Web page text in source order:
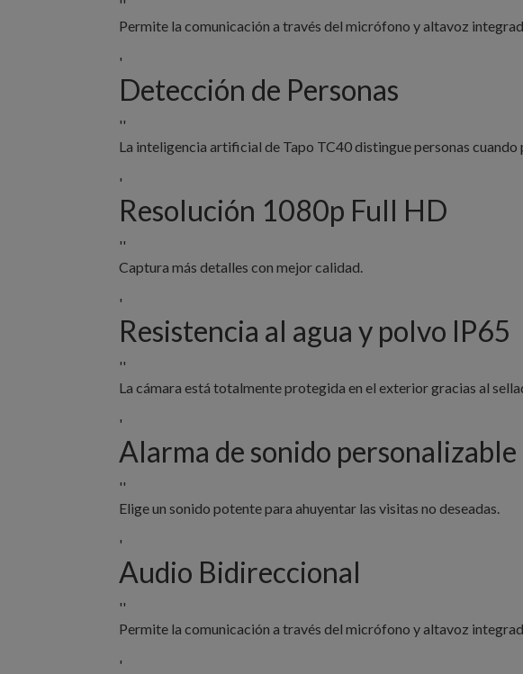
''
Permite la comunicación a través del micrófono y altavoz
'
Detección de Personas
''
La inteligencia artificial de Tapo TC40 distingue personas
'
Resolución 1080p Full HD
''
Captura más detalles con mejor calidad.
'
Resistencia al agua y polvo IP65
''
La cámara está totalmente protegida en el exterior gracias al
'
Alarma de sonido personalizable
''
Elige un sonido potente para ahuyentar las visitas no deseadas.
'
Audio Bidireccional
''
Permite la comunicación a través del micrófono y altavoz
'